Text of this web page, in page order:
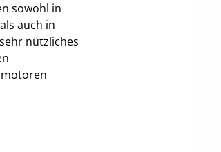
sowohl in
auch in
nützliches